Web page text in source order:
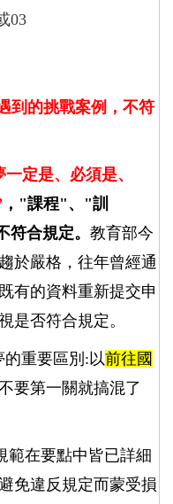
03
到的挑戰案例，不符
定是、必須是、
， "課程"、 "訓
符合規定。 教育部今
於嚴格，往年曾經通
有的資料重新提交申
是否符合規定。
重要區別:以前往國
要第一關就搞混了
範在要點中皆已詳細
免違反規定而蒙受損